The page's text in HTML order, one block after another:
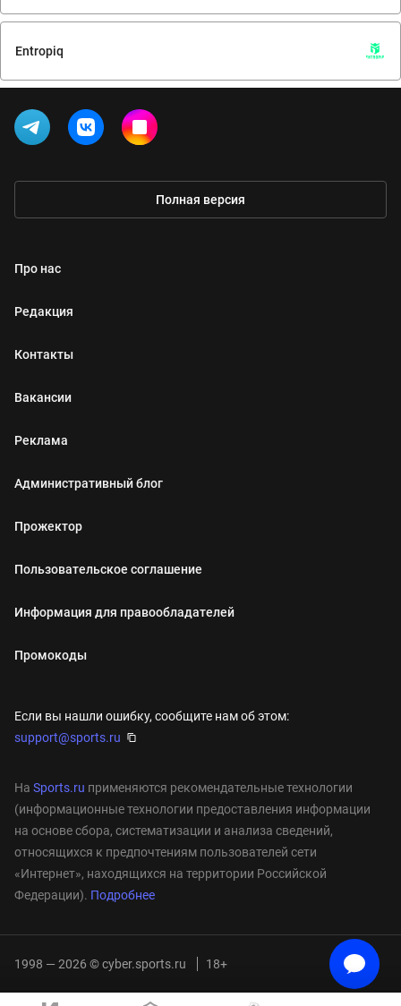
Entropiq
Полная версия
Про нас
Редакция
Контакты
Вакансии
Реклама
Административный блог
Прожектор
Пользовательское соглашение
Информация для правообладателей
Промокоды
Если вы нашли ошибку, сообщите нам об этом:
support@sports.ru
На Sports.ru применяются рекомендательные технологии
(информационные технологии предоставления информации
на основе сбора, систематизации и анализа сведений,
относящихся к предпочтениям пользователей сети
«Интернет», находящихся на территории Российской
Федерации). Подробнее
1998 — 2026 © cyber.sports.ru 18+